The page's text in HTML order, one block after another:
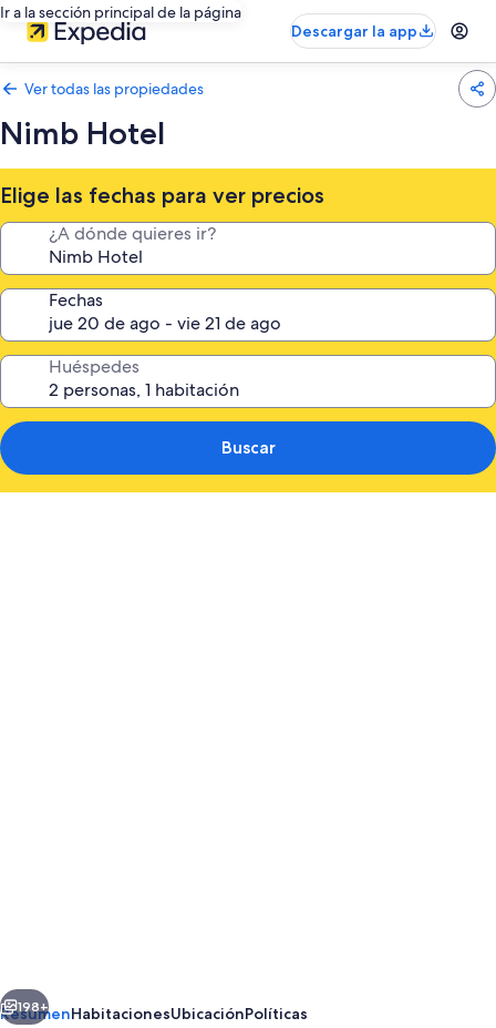
Ir a la sección principal de la página
Descargar la app
Ver todas las propiedades
Nimb Hotel
Elige las fechas para ver precios
¿A dónde quieres ir?
Fechas
Huéspedes
Buscar
Siguiente
198+
ResumenHabitacionesUbicaciónPolíticas